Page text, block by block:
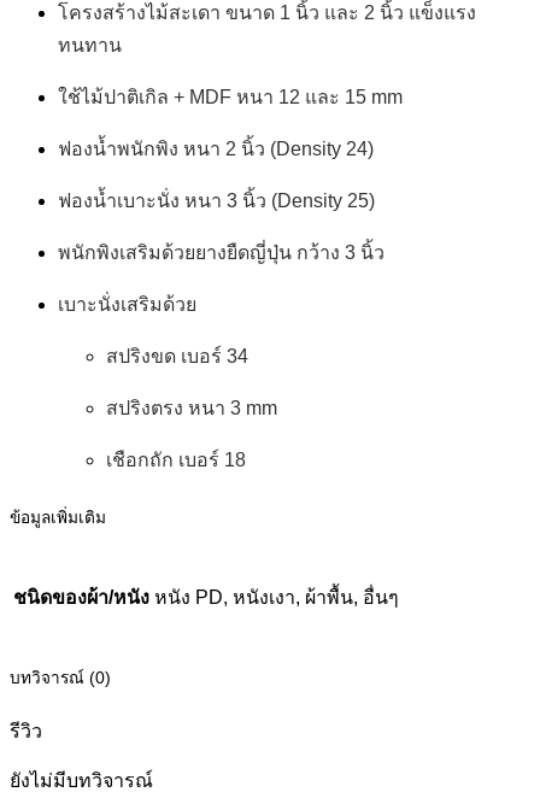
โครงสร้างไม้สะเดา ขนาด 1 นิ้ว และ 2 นิ้ว แข็งแรง
ทนทาน
ใช้ไม้ปาติเกิล + MDF หนา 12 และ 15 mm
ฟองน้ำพนักพิง หนา 2 นิ้ว (Density 24)
ฟองน้ำเบาะนั่ง หนา 3 นิ้ว (Density 25)
พนักพิงเสริมด้วยยางยืดญี่ปุ่น กว้าง 3 นิ้ว
เบาะนั่งเสริมด้วย
สปริงขด เบอร์ 34
สปริงตรง หนา 3 mm
เชือกถัก เบอร์ 18
ข้อมูลเพิ่มเติม
ชนิดของผ้า/หนัง หนัง PD, หนังเงา, ผ้าพื้น, อื่นๆ
บทวิจารณ์ (0)
รีวิว
ยังไม่มีบทวิจารณ์